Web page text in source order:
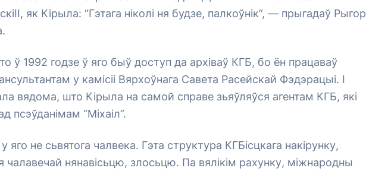
як Кірыла: “Гэтага ніколі ня будзе, палкоўнік”, — прыгадаў Рыгор
ў 1992 годзе ў яго быў доступ да архіваў КГБ, бо ён працаваў
у камісіі Вярхоўнага Савета Расейскай Фэдэрацыі. І
вядома, што Кірыла на самой справе зьяўляўся агентам КГБ, які
псэўданімам “Міхаіл”.
яго не сьвятога чалвека. Гэта структура КГБісцкага накірунку,
чалавечай нянавісьцю, злосьцю. Па вялікім рахунку, міжнародны